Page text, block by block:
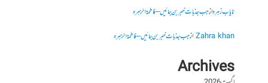
نایاب زہرہازجب جذبات خبر بن جائیں – فاطمۃالزہرہ
Zahra khanازجب جذبات خبر بن جائیں – فاطمۃالزہرہ
Archives